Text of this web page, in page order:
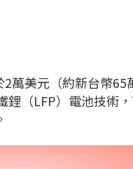
萬美元（約新台幣65
（LFP）電池技術